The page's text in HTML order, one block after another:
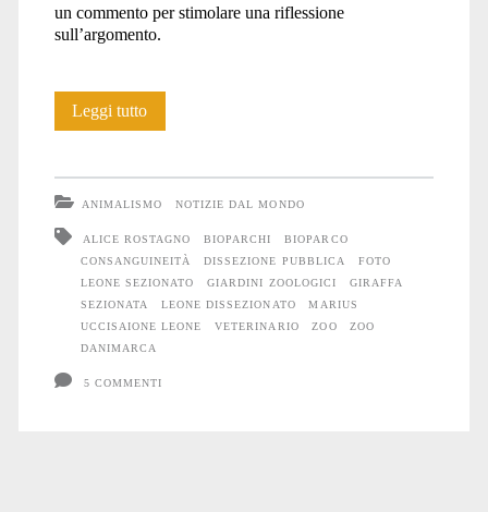
un commento per stimolare una riflessione
sull’argomento.
Leggi tuttoDanimarca:
ANIMALISMO NOTIZIE DAL MONDO
ALICE ROSTAGNO BIOPARCHI
BIOPARCO
CONSANGUINEITÀ
DISSEZIONE PUBBLICA
FOTO
LEONE SEZIONATO
GIARDINI ZOOLOGICI
GIRAFFA
SEZIONATA
LEONE DISSEZIONATO
MARIUS
UCCISAIONE LEONE
VETERINARIO ZOO
ZOO
DANIMARCA
5 COMMENTI